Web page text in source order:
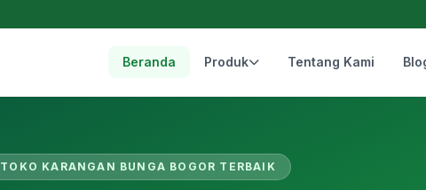
Beranda Produk Tentang Kami
TOKO KARANGAN BUNGA BOGOR TERBAIK